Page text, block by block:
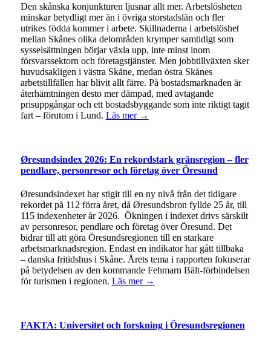
Den skånska konjunkturen ljusnar allt mer. Arbetslösheten
minskar betydligt mer än i övriga storstadslän och fler
utrikes födda kommer i arbete. Skillnaderna i arbetslöshet
mellan Skånes olika delområden krymper samtidigt som
sysselsättningen börjar växla upp, inte minst inom
försvarssektorn och företagstjänster. Men jobbtillväxten sker
huvudsakligen i västra Skåne, medan östra Skånes
arbetstillfällen har blivit allt färre. På bostadsmarknaden är
återhämtningen desto mer dämpad, med avtagande
prisuppgångar och ett bostadsbyggande som inte riktigt tagit
fart – förutom i Lund. Läs mer →
Øresundsindex 2026: En rekordstark gränsregion – fler
pendlare, personresor och företag över Öresund
Øresundsindexet har stigit till en ny nivå från det tidigare
rekordet på 112 förra året, då Øresundsbron fyllde 25 år, till
115 indexenheter år 2026. Ökningen i indexet drivs särskilt
av personresor, pendlare och företag över Öresund. Det
bidrar till att göra Öresundsregionen till en starkare
arbetsmarknadsregion. Endast en indikator har gått tillbaka
– danska fritidshus i Skåne. Årets tema i rapporten fokuserar
på betydelsen av den kommande Fehmarn Bält-förbindelsen
för turismen i regionen. Läs mer →
FAKTA: Universitet och forskning i Öresundsregionen